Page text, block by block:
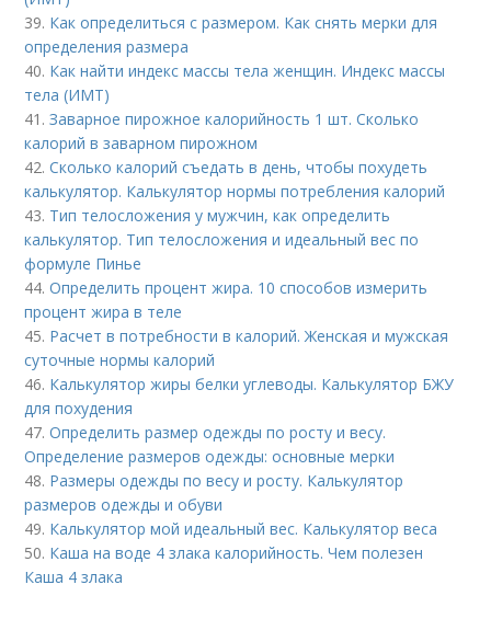
39. Как определиться с размером. Как снять мерки для
определения размера
40. Как найти индекс массы тела женщин. Индекс массы
тела (ИМТ)
41.Заварное пирожное калорийность 1 шт. Сколько
калорий в заварном пирожном
42.Сколько калорий съедать в день, чтобы похудеть
калькулятор. Калькулятор нормы потребления калорий
43. Тип телосложения у мужчин, как определить
калькулятор. Тип телосложения и идеальный вес по
формуле Пинье
44.Определить процент жира. 10 способов измерить
процент жира в теле
45. Расчет в потребности в калорий. Женская и мужская
суточные нормы калорий
46. Калькулятор жиры белки углеводы. Калькулятор БЖУ
для похудения
47.Определить размер одежды по росту и весу.
Определение размеров одежды: основные мерки
48. Размеры одежды по весу и росту. Калькулятор
размеров одежды и обуви
49. Калькулятор мой идеальный вес. Калькулятор веса
50. Каша на воде 4 злака калорийность. Чем полезен
Каша 4 злака